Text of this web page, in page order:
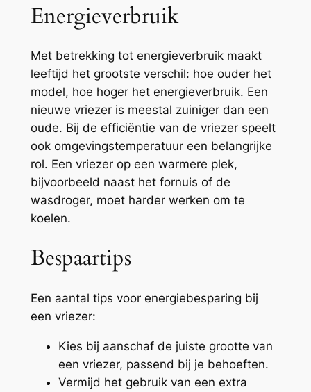
Energieverbruik
Met betrekking tot energieverbruik maakt
leeftijd het grootste verschil: hoe ouder het
model, hoe hoger het energieverbruik. Een
nieuwe vriezer is meestal zuiniger dan een
oude. Bij de efficiëntie van de vriezer speelt
ook omgevingstemperatuur een belangrijke
rol. Een vriezer op een warmere plek,
bijvoorbeeld naast het fornuis of de
wasdroger, moet harder werken om te
koelen.
Bespaartips
Een aantal tips voor energiebesparing bij
een vriezer:
Kies bij aanschaf de juiste grootte van
een vriezer, passend bij je behoeften.
Vermijd het gebruik van een extra